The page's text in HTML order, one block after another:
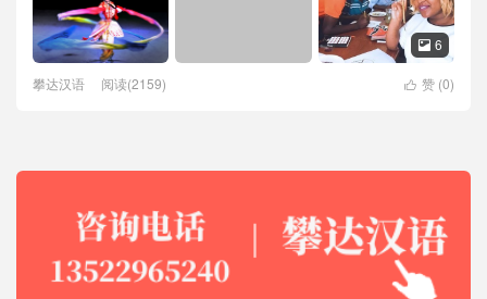
 6
 赞 (0)
攀达汉语 阅读(2159)